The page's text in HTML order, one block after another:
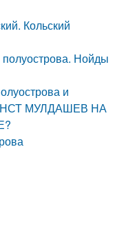
Кольский
Нойды
и
МУЛДАШЕВ НА